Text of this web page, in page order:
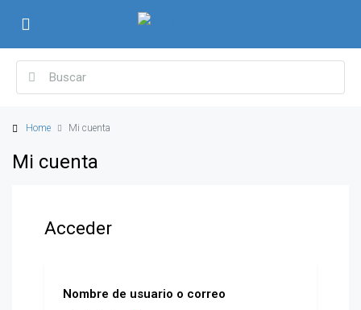
Home Mi cuenta
Mi cuenta
Acceder
Nombre de usuario o correo